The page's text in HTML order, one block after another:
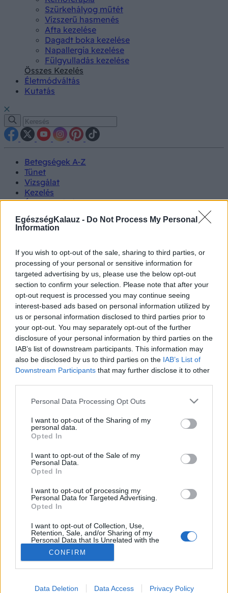
EgészségKalauz - Do Not Process My Personal
Information
If you wish to opt-out of the sale, sharing to third parties, or
processing of your personal or sensitive information for
targeted advertising by us, please use the below opt-out
section to confirm your selection. Please note that after your
opt-out request is processed you may continue seeing
interest-based ads based on personal information utilized by
us or personal information disclosed to third parties prior to
your opt-out. You may separately opt-out of the further
disclosure of your personal information by third parties on the
IAB’s list of downstream participants. This information may
also be disclosed by us to third parties on the IAB’s List of
Downstream Participants that may further disclose it to other
Please note that this website/app uses one or more Google
not limited to your visit or usage behaviour. You may click to
grant or deny consent to Google and its third-party tags to
use your data for below specified purposes in below Google
consent section.
Personal Data Processing Opt Outs
I want to opt-out of the Sharing of my
personal data.
Opted In
I want to opt-out of the Sale of my
Personal Data.
Opted In
I want to opt-out of processing my
Personal Data for Targeted Advertising.
Opted In
I want to opt-out of Collection, Use,
Retention, Sale, and/or Sharing of my
Personal Data that Is Unrelated with the
Purposes for which it was collected.
Opted Out
CONFIRM
Data Deletion Data Access Privacy Policy
Szürkehályog műtét
Vízszerű hasmenés
Afta kezelése
Dagadt boka kezelése
Napallergia kezelése
Fülgyulladás kezelése
Összes Kezelés
Életmódváltás
Kutatás
Betegségek A-Z
Tünet
Vizsgálat
Kezelés
Életmódváltás
Prevenció
Hírek
Kisállatok egészsége
#allergia#influenza#cukorbetegség
#orvosmeteorológia#vérnyomás#stroke#rákbetegség
#pajzsmirigy#reflux#ekcéma#herpesz
Regisztráció
Hidratálás
Hidratálás